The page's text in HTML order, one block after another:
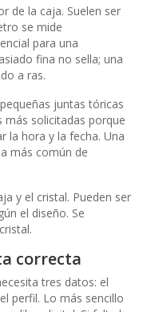
de la caja. Suelen ser
se mide
para una
fina no sella; una
a ras.
juntas tóricas
más solicitadas porque
la hora y la fecha. Una
más común de
y el cristal. Pueden ser
el diseño. Se
correcta
tres datos: el
perfil. Lo más sencillo